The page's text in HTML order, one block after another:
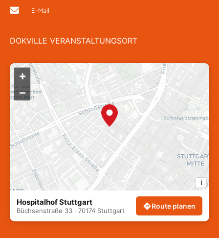
E-Mail
DOKVILLE VERANSTALTUNGSORT
+
–
i
Hospitalhof Stuttgart
Büchsenstraße 33 · 70174 Stuttgart
Route planen